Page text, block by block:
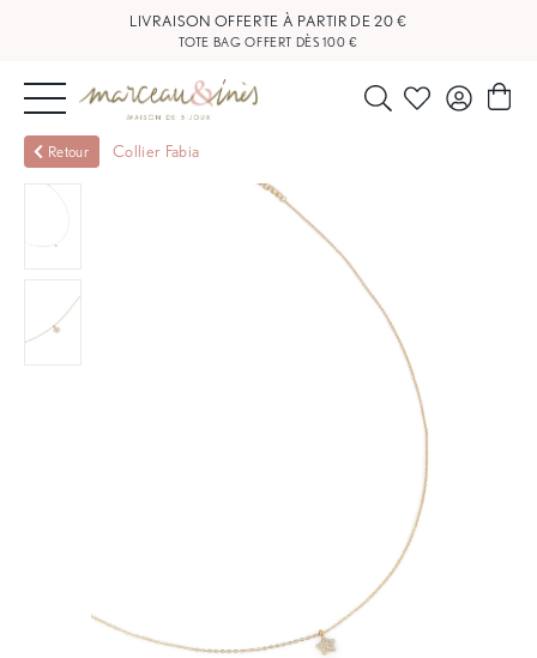
LIVRAISON OFFERTE À PARTIR DE 20 €
TOTE BAG OFFERT DÈS 100 €
NOUVEAUTÉS
BIJOUX
OUTLET
BLOG
Retour Collier Fabia